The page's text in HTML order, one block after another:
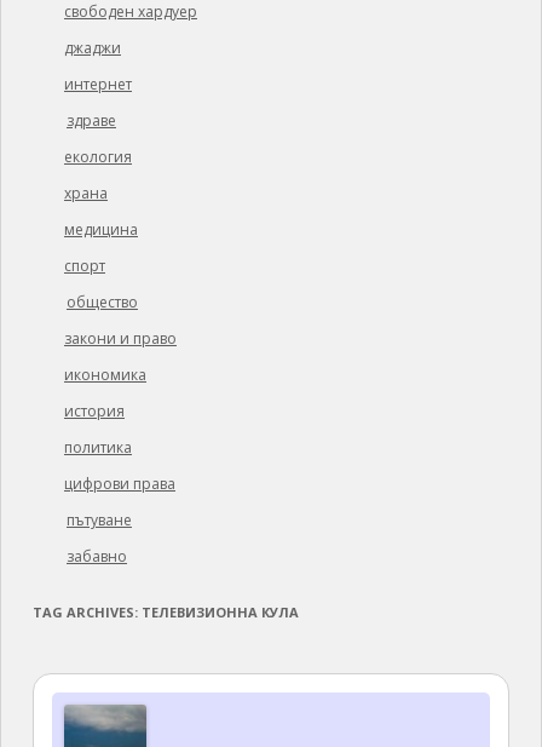
свободен хардуер
джаджи
интернет
здраве
екология
храна
медицина
спорт
общество
закони и право
икономика
история
политика
цифрови права
пътуване
забавно
TAG ARCHIVES: ТЕЛЕВИЗИОННА КУЛА